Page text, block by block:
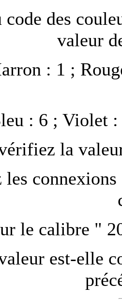
des
valeur
: 1 ;
: 6 ; Violet
la
les
le calibre "
est-elle